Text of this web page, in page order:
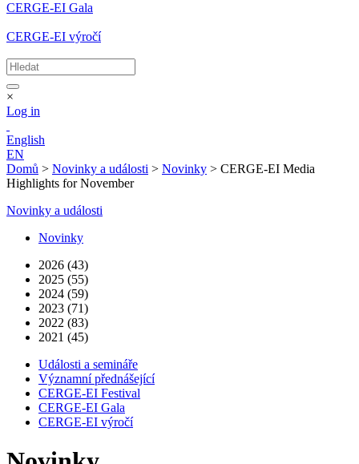
CERGE-EI Gala
CERGE-EI výročí
×
Log in
English
EN
Domů > Novinky a události > Novinky > CERGE-EI Media
Highlights for November
Novinky a události
Novinky
2026 (43)
2025 (55)
2024 (59)
2023 (71)
2022 (83)
2021 (45)
Události a semináře
Významní přednášející
CERGE-EI Festival
CERGE-EI Gala
CERGE-EI výročí